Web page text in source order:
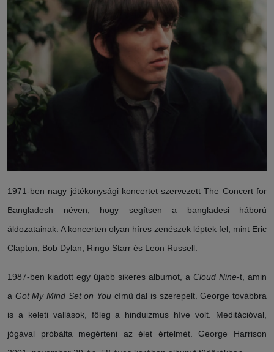
1971-ben nagy jótékonysági koncertet szervezett The Concert for
Bangladesh néven, hogy segítsen a bangladesi háború
áldozatainak. A koncerten olyan híres zenészek léptek fel, mint Eric
Clapton, Bob Dylan, Ringo Starr és Leon Russell.
1987-ben kiadott egy újabb sikeres albumot, a Cloud Nine-t, amin
a Got My Mind Set on You című dal is szerepelt. George továbbra
is a keleti vallások, főleg a hinduizmus híve volt. Meditációval,
jógával próbálta megérteni az élet értelmét. George Harrison